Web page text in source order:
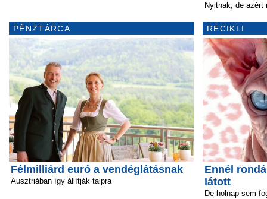
PÉNZTÁRCA
Félmilliárd euró a vendéglátásnak
Ausztriában így állítják talpra
Nyitnak, de azért
RECIKLI
Ennél
látott
De holnap sem